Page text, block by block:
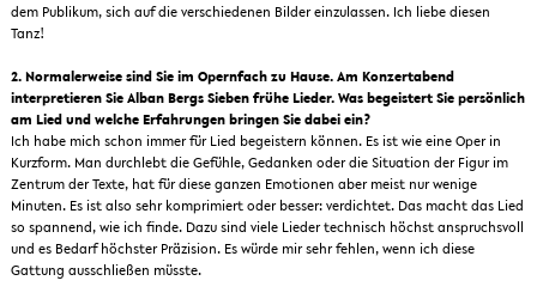
dem Publikum, sich auf die verschiedenen Bilder einzulassen. Ich liebe diesen
Tanz!
2. Normalerweise sind Sie im Opernfach zu Hause. Am Konzertabend
interpretieren Sie Alban Bergs Sieben frühe Lieder. Was begeistert Sie persönlich
am Lied und welche Erfahrungen bringen Sie dabei ein?
Ich habe mich schon immer für Lied begeistern können. Es ist wie eine Oper in
Kurzform. Man durchlebt die Gefühle, Gedanken oder die Situation der Figur im
Zentrum der Texte, hat für diese ganzen Emotionen aber meist nur wenige
Minuten. Es ist also sehr komprimiert oder besser: verdichtet. Das macht das Lied
so spannend, wie ich finde. Dazu sind viele Lieder technisch höchst anspruchsvoll
und es Bedarf höchster Präzision. Es würde mir sehr fehlen, wenn ich diese
Gattung ausschließen müsste.